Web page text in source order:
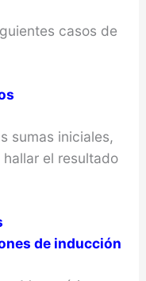
casos de
sumas iniciales,
el resultado
de inducción